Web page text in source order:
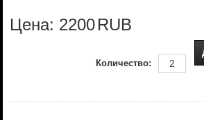
Цена: 2200RUB
Количество: